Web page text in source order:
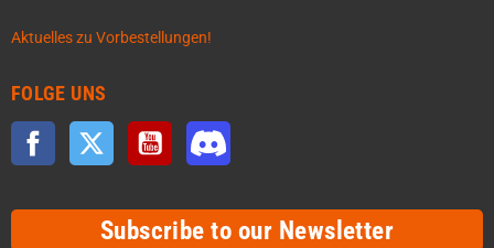
Aktuelles zu Vorbestellungen!
FOLGE UNS
Facebook Twitter YouTube
Subscribe to our Newsletter